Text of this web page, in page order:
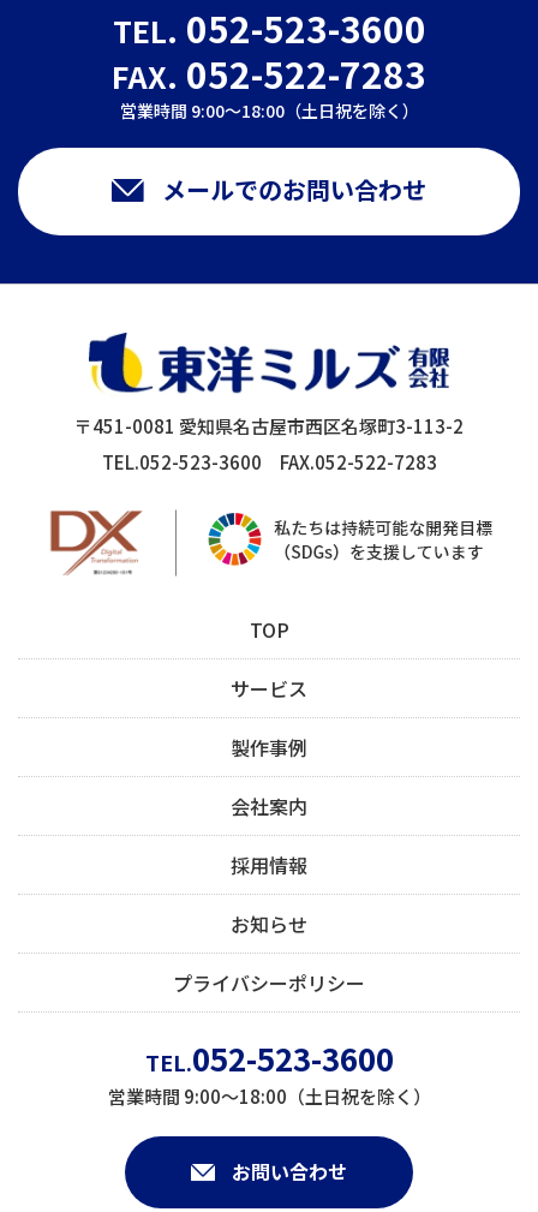
TEL. 052-523-3600
FAX. 052-522-7283
営業時間 9:00～18:00（土日祝を除く）
メールでのお問い合わせ
〒451-0081 愛知県名古屋市西区名塚町3-113-2
TEL.052-523-3600 FAX.052-522-7283
TOP
サービス
製作事例
会社案内
採用情報
お知らせ
プライバシーポリシー
TEL.052-523-3600
営業時間 9:00～18:00（土日祝を除く）
お問い合わせ